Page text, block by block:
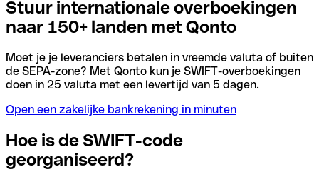
Stuur internationale overboekingen
naar 150+ landen met Qonto
Moet je je leveranciers betalen in vreemde valuta of buiten
de SEPA-zone? Met Qonto kun je SWIFT-overboekingen
doen in 25 valuta met een levertijd van 5 dagen.
Open een zakelijke bankrekening in minuten
Hoe is de SWIFT-code
georganiseerd?